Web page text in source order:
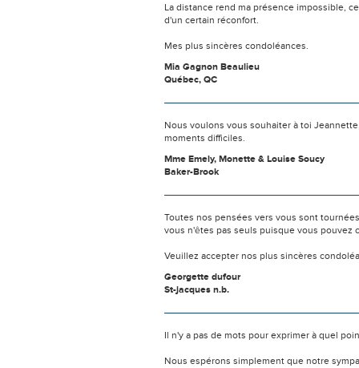
La distance rend ma présence impossible,
d'un certain réconfort.
Mes plus sincères condoléances.
Mia Gagnon Beaulieu
Québec, QC
Nous voulons vous souhaiter à toi
moments difficiles.
Mme Emely, Monette & Louise Soucy
Baker-Brook
Toutes nos pensées vers vous sont
vous n'êtes pas seuls puisque vous pouvez
Veuillez accepter nos plus sincères
Georgette dufour
St-jacques n.b.
Il n'y a pas de mots pour exprimer à quel
Nous espérons simplement que notre